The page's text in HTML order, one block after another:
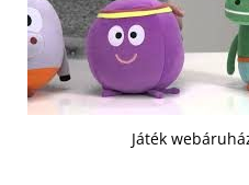
Játék